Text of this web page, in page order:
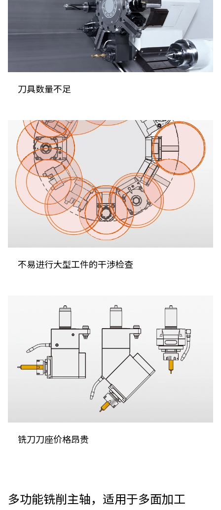
刀具数量不足
不易进行大型工件的干涉检查
铣刀刀座价格昂贵
多功能铣削主轴，适用于多面加工